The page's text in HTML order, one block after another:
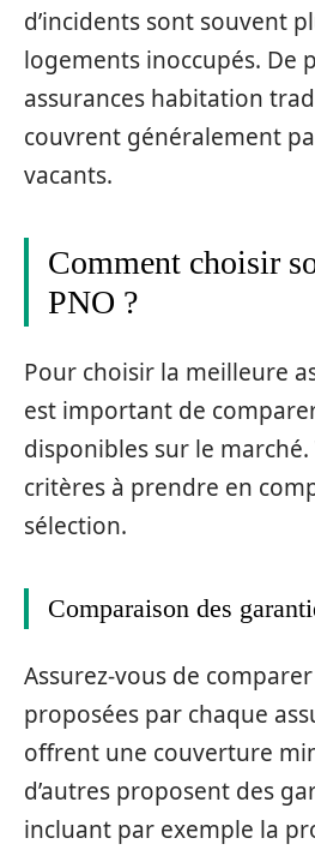
d’incidents sont souvent
logements inoccupés. De
assurances habitation
couvrent généralement
vacants.
Comment choisir
PNO ?
Pour choisir la meilleure
est important de
disponibles sur le
critères à prendre en
sélection.
Comparaison des
Assurez-vous de
proposées par chaque
offrent une couverture
d’autres proposent des
incluant par exemple la